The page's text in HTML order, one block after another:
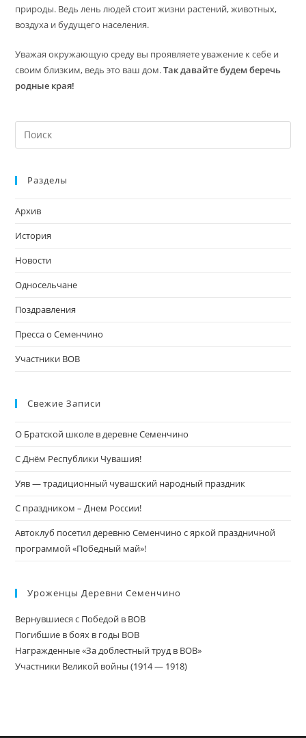
природы. Ведь лень людей стоит жизни растений, животных,
воздуха и будущего населения.
Уважая окружающую среду вы проявляете уважение к себе и
своим близким, ведь это ваш дом.Так давайте будем беречь
родные края!
Разделы
Архив
История
Новости
Односельчане
Поздравления
Пресса о Семенчино
Участники ВОВ
Свежие Записи
О Братской школе в деревне Семенчино
С Днём Республики Чувашия!
Уяв — традиционный чувашский народный праздник
С праздником – Днем России!
Автоклуб посетил деревню Семенчино с яркой праздничной
программой «Победный май»!
Уроженцы Деревни Семенчино
Вернувшиеся с Победой в ВОВ
Погибшие в боях в годы ВОВ
Награжденные «За доблестный труд в ВОВ»
Участники Великой войны (1914 — 1918)